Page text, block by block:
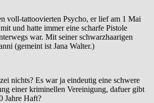
voll-tattoovierten Psycho, er lief am 1 Mai
und hatte immer eine scharfe Pistole
war. Mit seiner schwarzhaarigen
(gemeint ist Jana Walter.)
nichts? Es war ja eindeutig eine schwere
einer kriminellen Vereinigung, dafuer gibt
Jahre Haft?